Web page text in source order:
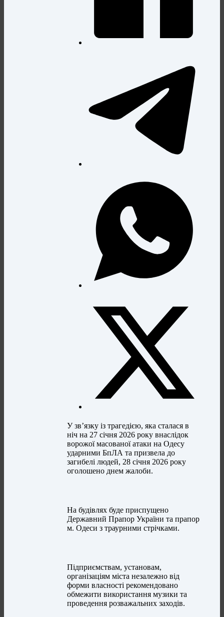
У зв’язку із трагедією, яка сталася в
ніч на 27 січня 2026 року внаслідок
ворожої масованої атаки на Одесу
ударними БпЛА та призвела до
загибелі людей, 28 січня 2026 року
оголошено днем жалоби.
На будівлях буде приспущено
Державний Прапор України та прапор
м. Одеси з траурними стрічками.
Підприємствам, установам,
організаціям міста незалежно від
форми власності рекомендовано
обмежити використання музики та
проведення розважальних заходів.